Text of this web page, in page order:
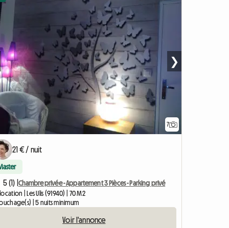
7
❯
21 € / nuit
5 (1) | Chambre privée - Appartement 3 Pièces - Parking privé
| Les Ulis (91940) | 70 M2
| 5 nuits minimum
Voir l'annonce